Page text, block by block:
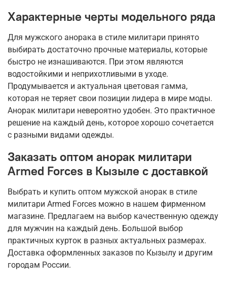
Характерные черты модельного ряда
Для мужского анорака в стиле милитари принято
выбирать достаточно прочные материалы, которые
быстро не изнашиваются. При этом являются
водостойкими и неприхотливыми в уходе.
Продумывается и актуальная цветовая гамма,
которая не теряет свои позиции лидера в мире моды.
Анорак милитари невероятно удобен. Это практичное
решение на каждый день, которое хорошо сочетается
с разными видами одежды.
Заказать оптом анорак милитари
Armed Forces в Кызыле с доставкой
Выбрать и купить оптом мужской анорак в стиле
милитари Armed Forces можно в нашем фирменном
магазине. Предлагаем на выбор качественную одежду
для мужчин на каждый день. Большой выбор
практичных курток в разных актуальных размерах.
Доставка оформленных заказов по Кызылу и другим
городам России.